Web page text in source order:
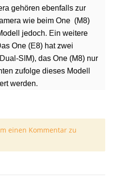
gehören ebenfalls zur
wie beim One (M8)
jedoch. Ein weitere
One (E8) hat zwei
SIM), das One (M8) nur
zufolge dieses Modell
werden.
einen Kommentar zu